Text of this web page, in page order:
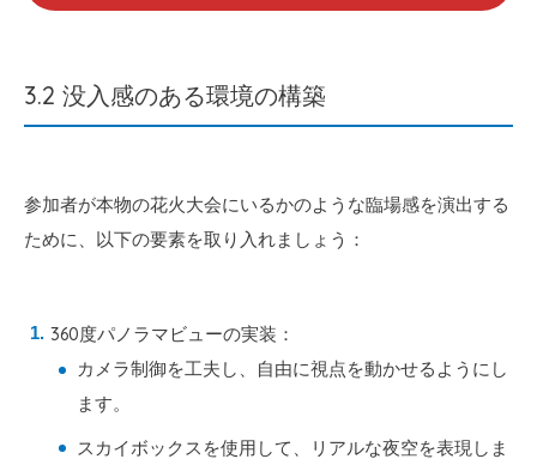
3.2 没入感のある環境の構築
参加者が本物の花火大会にいるかのような臨場感を演出する
ために、以下の要素を取り入れましょう：
360度パノラマビューの実装：
カメラ制御を工夫し、自由に視点を動かせるようにし
ます。
スカイボックスを使用して、リアルな夜空を表現しま